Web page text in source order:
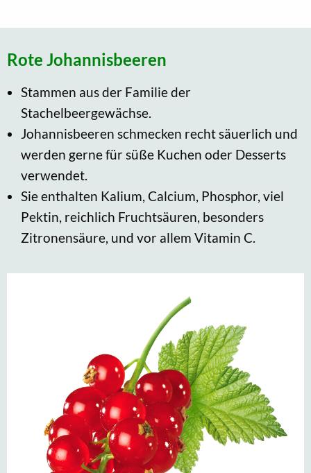
Rote Johannisbeeren
Stammen aus der Familie der
Stachelbeergewächse.
Johannisbeeren schmecken recht säuerlich und
werden gerne für süße Kuchen oder Desserts
verwendet.
Sie enthalten Kalium, Calcium, Phosphor, viel
Pektin, reichlich Fruchtsäuren, besonders
Zitronensäure, und vor allem Vitamin C.